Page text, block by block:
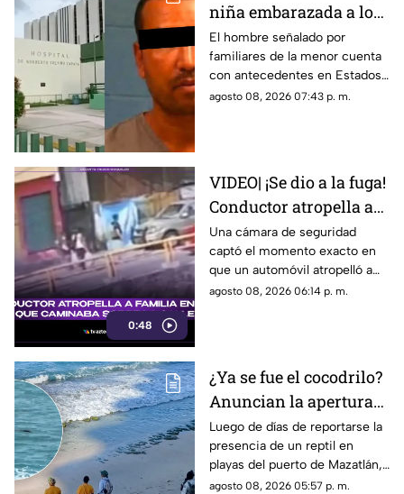
niña embarazada a los
11 años, cuenta con
historial de abus0;
familiares lo acusan
El hombre señalado por
familiares de la menor cuenta
con antecedentes en Estados
Unidos por abuso a una menor;
agosto 08, 2026 07:43 p. m.
0:48
VIDEO| ¡Se dio a la fuga!
Conductor atropella a
familia entera que
caminaba sobre la calle
Una cámara de seguridad
captó el momento exacto en
que un automóvil atropelló a
una familia entera.
agosto 08, 2026 06:14 p. m.
¿Ya se fue el cocodrilo?
Anuncian la apertura
de playas en Mazatlán
tras cuatro días
cerradas
Luego de días de reportarse la
presencia de un reptil en
playas del puerto de Mazatlán,
autoridades confirmaron la
agosto 08, 2026 05:57 p. m.